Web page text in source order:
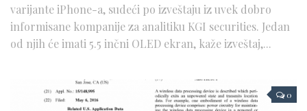
varijante iPhone-a, sudeći po izveštaju iz uvek dobro
informisane kompanije za analitiku KGI securities. Jedan
od njih će imati 5.5 inčni OLED ekran, kaže izveštaj,...
0